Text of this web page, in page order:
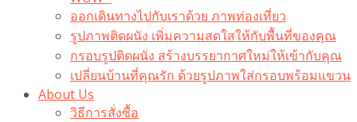
ออกเดินทางไปกับเราด้วย ภาพท่องเที่ยว
รูปภาพติดผนัง เพิ่มความสดใสให้กับพื้นที่ของคุณ
กรอบรูปติดผนัง สร้างบรรยากาศใหม่ให้เข้ากับคุณ
เปลี่ยนบ้านที่คุณรัก ด้วยรูปภาพใส่กรอบพร้อมแขวน​
About Us
วิธีการสั่งซื้อ